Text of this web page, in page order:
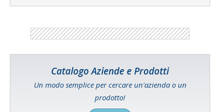
Catalogo Aziende e Prodotti
Un modo semplice per cercare un'azienda o un
prodotto!